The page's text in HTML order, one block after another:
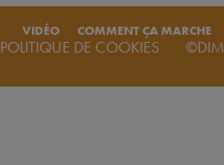
VIDÉO COMMENT ÇA MARCHE
POLITIQUE DE COOKIES ©DIM